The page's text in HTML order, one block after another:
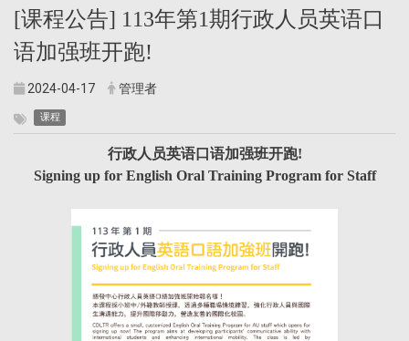
[课程公告] 113年第1期行政人员英语口
语加强班开跑!
2024-04-17 管理者
课程
行政人员英语口语加强班开跑!
Signing up for English Oral Training Program for Staff